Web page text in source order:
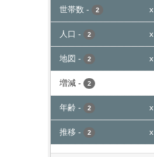
世帯数 - 2 x
人口 - 2 x
地図 - 2 x
増減 - 2
年齢 - 2 x
推移 - 2 x